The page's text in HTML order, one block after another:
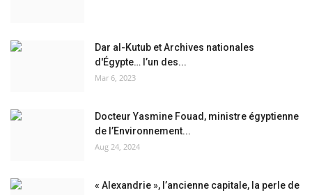
Dar al-Kutub et Archives nationales
d'Égypte… l’un des...
Mar 6, 2023
Docteur Yasmine Fouad, ministre égyptienne
de l’Environnement...
Aug 24, 2024
« Alexandrie », l’ancienne capitale, la perle de